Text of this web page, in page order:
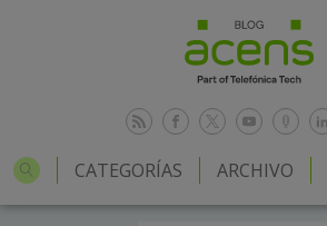
CATEGORÍAS ARCHIVO